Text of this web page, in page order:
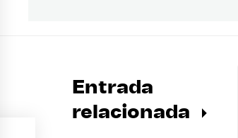
Entrada
relacionada